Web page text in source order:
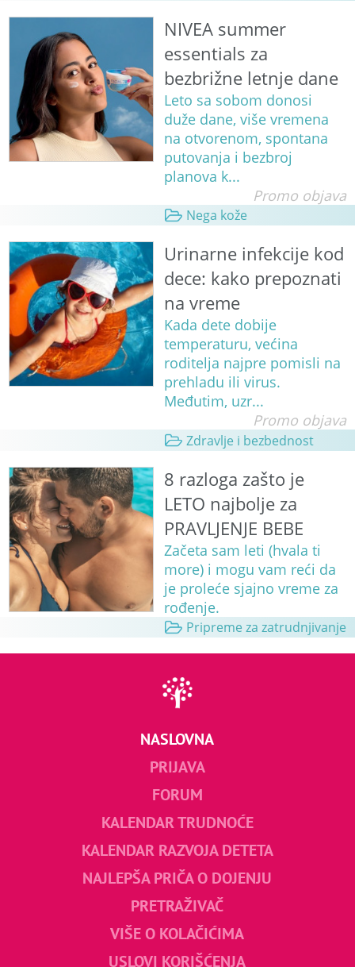
NIVEA summer
essentials za
bezbrižne letnje dane
Leto sa sobom donosi
duže dane, više vremena
na otvorenom, spontana
putovanja i bezbroj
planova k...
Promo objava
Nega kože
Urinarne infekcije kod
dece: kako prepoznati
na vreme
Kada dete dobije
temperaturu, većina
roditelja najpre pomisli na
prehladu ili virus.
Međutim, uzr...
Promo objava
Zdravlje i bezbednost
8 razloga zašto je
LETO najbolje za
PRAVLJENJE BEBE
Začeta sam leti (hvala ti
more) i mogu vam reći da
je proleće sjajno vreme za
rođenje.
Pripreme za zatrudnjivanje
NASLOVNA
PRIJAVA
FORUM
KALENDAR TRUDNOĆE
KALENDAR RAZVOJA DETETA
NAJLEPŠA PRIČA O DOJENJU
PRETRAŽIVAČ
VIŠE O KOLAČIĆIMA
USLOVI KORIŠĆENJA